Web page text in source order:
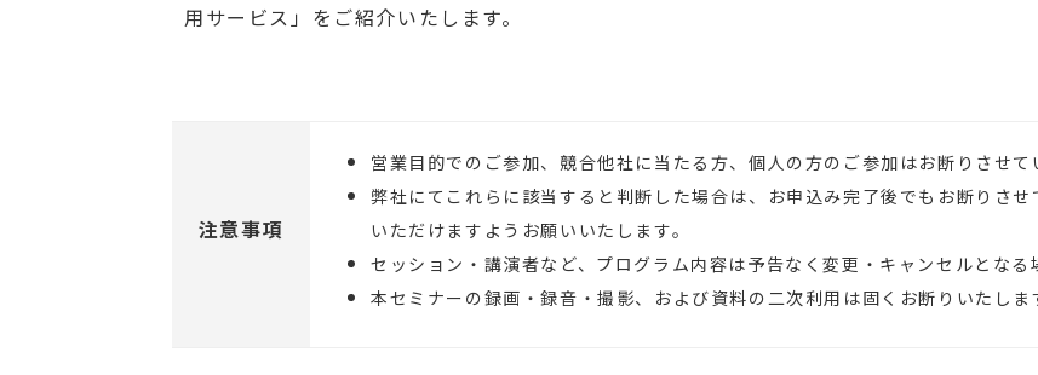
用サービス」をご紹介いたします。
注意事項
営業目的でのご参加、競合他社に当たる方、個人の方のご参加はお断りさせて
弊社にてこれらに該当すると判断した場合は、お申込み完了後でもお断りさ
いただけますようお願いいたします。
セッション・講演者など、プログラム内容は予告なく変更・キャンセルとなる
本セミナーの録画・録音・撮影、および資料の二次利用は固くお断りいたしま